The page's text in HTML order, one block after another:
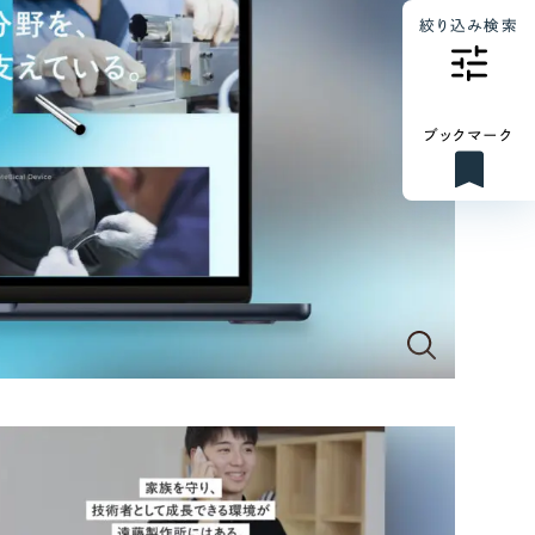
絞り込み検索
ブックマーク